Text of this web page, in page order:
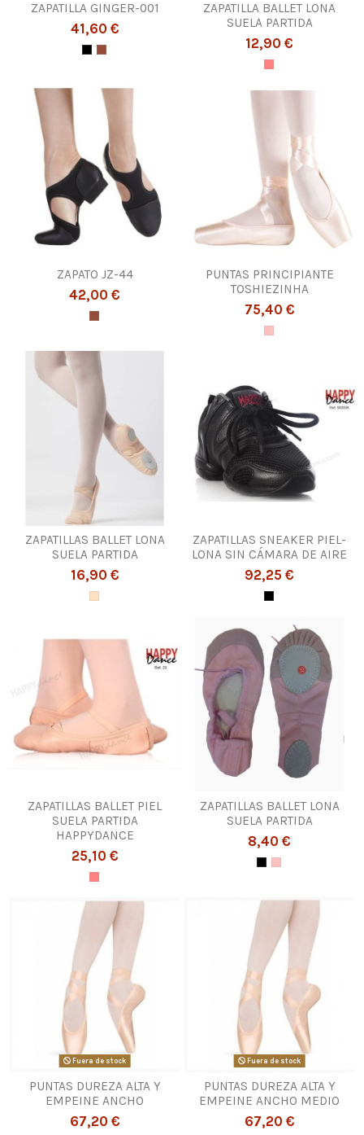
ZAPATILLA GINGER-001
41,60 €
ZAPATILLA BALLET LONA
SUELA PARTIDA
12,90 €
ZAPATO JZ-44
42,00 €
PUNTAS PRINCIPIANTE
TOSHIEZINHA
75,40 €
ZAPATILLAS BALLET LONA
SUELA PARTIDA
16,90 €
ZAPATILLAS SNEAKER PIEL-
LONA SIN CÁMARA DE AIRE
92,25 €
ZAPATILLAS BALLET PIEL
SUELA PARTIDA
HAPPYDANCE
25,10 €
ZAPATILLAS BALLET LONA
SUELA PARTIDA
8,40 €
Fuera de stock
PUNTAS DUREZA ALTA Y
EMPEINE ANCHO
67,20 €
Fuera de stock
PUNTAS DUREZA ALTA Y
EMPEINE ANCHO MEDIO
67,20 €